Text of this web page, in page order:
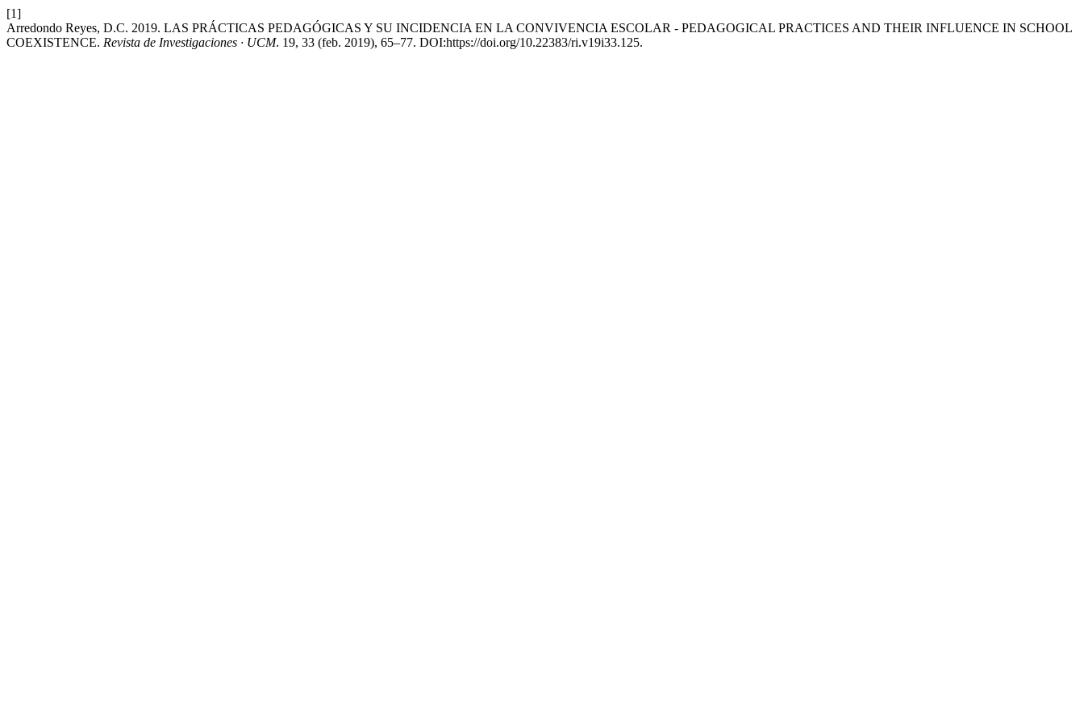
[1]
Arredondo Reyes, D.C. 2019. LAS PRÁCTICAS PEDAGÓGICAS Y SU INCIDENCIA EN LA CONVIVENCIA ESCOLAR - PEDAGOGICAL PRACTICES AND THEIR INFLUENCE IN SCHOOL
COEXISTENCE. Revista de Investigaciones · UCM. 19, 33 (feb. 2019), 65–77. DOI:https://doi.org/10.22383/ri.v19i33.125.